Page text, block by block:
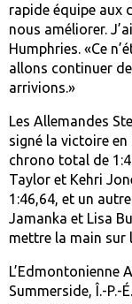
rapide équipe aux
nous améliorer.
Humphries. «Ce
allons continuer
arrivions.»
Les Allemandes
signé la victoire
chrono total de
Taylor et Kehri
1:46,64, et un
Jamanka et Lisa
mettre la main sur
L’Edmontonienne
Summerside, Î.-P.-